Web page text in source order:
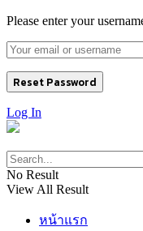
Please enter your
Log In
No Result
View All Result
หน้าแรก